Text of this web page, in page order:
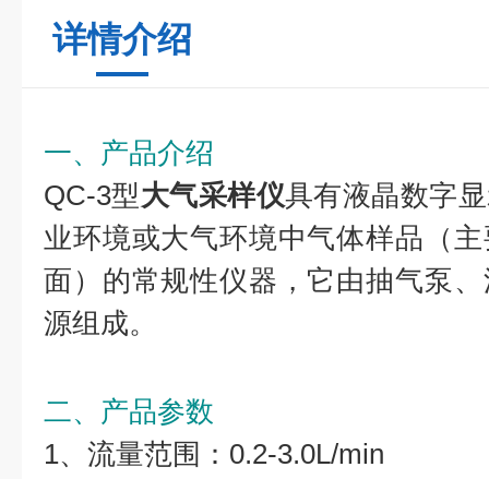
详情介绍
一、产品介绍
QC-3型大气采样仪具有液晶数字
业环境或大气环境中气体样品（
面）的常规性仪器，它由抽气泵
源组成。
二、产品参数
1、流量范围：0.2-3.0L/min